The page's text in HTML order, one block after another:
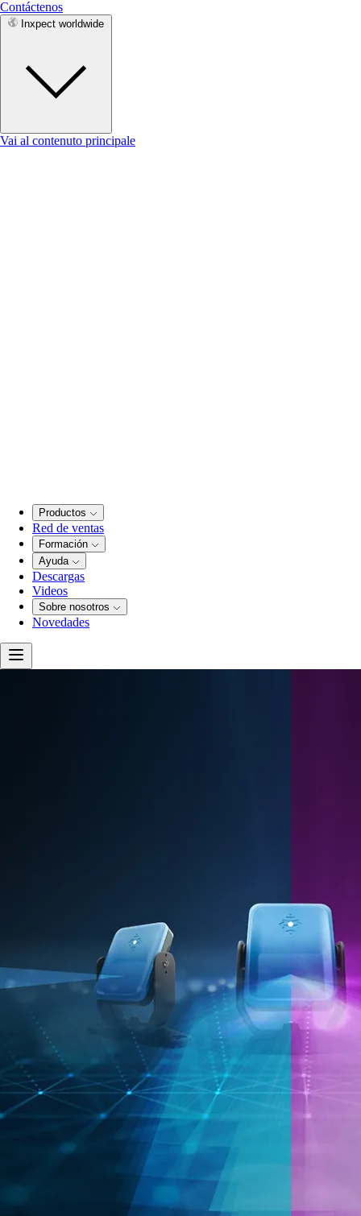
Contáctenos
Inxpect worldwide
Vai al contenuto principale
Productos
Red de ventas
Formación
Ayuda
Descargas
Videos
Sobre nosotros
Novedades